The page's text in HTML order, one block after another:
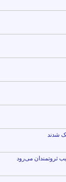
ثروتمندان می‌رود